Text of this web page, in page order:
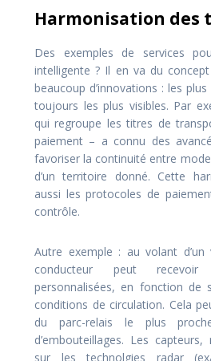
Harmonisation des
Des exemples de services
intelligente ? Il en va du
beaucoup d’innovations : les
toujours les plus visibles. Par
qui regroupe les titres de
paiement – a connu des
favoriser la continuité entre
d’un territoire donné. Cette
aussi les protocoles de
contrôle.
Autre exemple : au volant d’un
conducteur peut recevoir
personnalisées, en fonction de
conditions de circulation. Cela
du parc-relais le plus
d’embouteillages. Les
sur les technolgies radar